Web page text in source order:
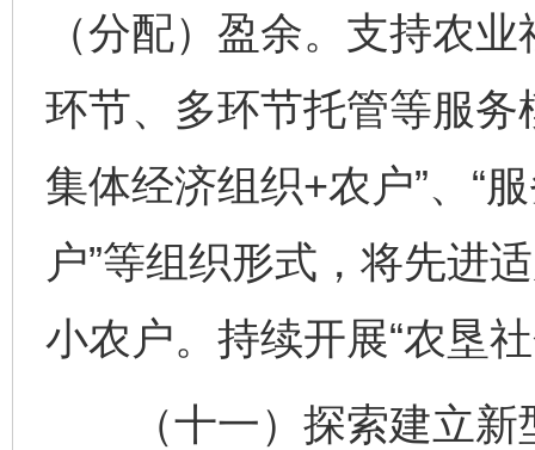
（分配）盈余。支持农
环节、多环节托管等服务
集体经济组织+农户”、“
户”等组织形式，将先进
小农户。持续开展“农垦
（十一）探索建立新